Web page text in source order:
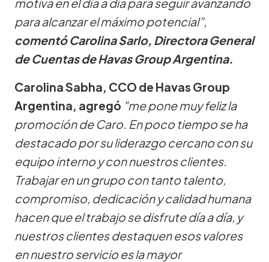
para alcanzar el máximo potencial”,
comentó Carolina Sarlo, Directora General
de Cuentas de Havas Group Argentina.
Carolina Sabha, CCO de Havas Group
Argentina, agregó "me pone muy feliz la
promoción de Caro. En poco tiempo se ha
destacado por su liderazgo cercano con su
equipo interno y con nuestros clientes.
Trabajar en un grupo con tanto talento,
compromiso, dedicación y calidad humana
hacen que el trabajo se disfrute día a día, y
nuestros clientes destaquen esos valores
en nuestro servicio es la mayor